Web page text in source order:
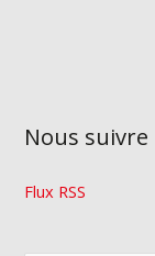
Nous suivre
Flux RSS